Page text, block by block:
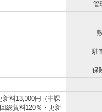
管
駐
保
新料13,000円（非課
総賃料120％・更新